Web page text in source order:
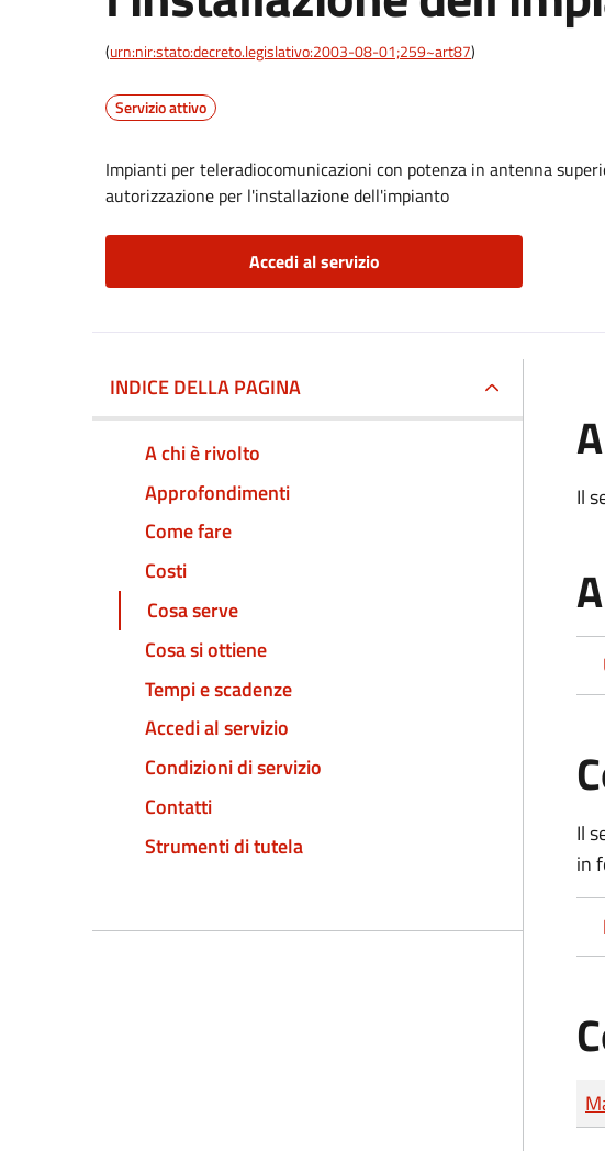
(urn:nir:stato:decreto.legislativo:2003-08-01;259~art87)
Servizio attivo
Impianti per teleradiocomunicazioni con potenza in antenna
autorizzazione per l'installazione dell'impianto
Accedi al servizio
INDICE DELLA PAGINA
A chi è rivolto
Approfondimenti
Come fare
Costi
Cosa serve
Cosa si ottiene
Tempi e scadenze
Accedi al servizio
Condizioni di servizio
Contatti
Strumenti di tutela
Il
Il
in